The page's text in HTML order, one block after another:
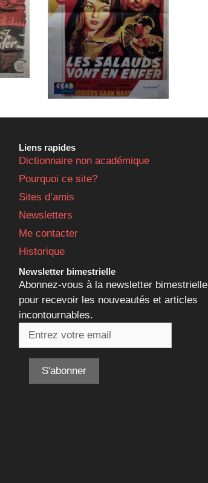
Liens rapides
Dictionnaire non académique
Pourquoi ce site?
Sites d’amis
Newsletters
Me contacter
Historique
Newsletter bimestrielle
Abonnez-vous à la newsletter bimestrielle
pour recevoir les nouveautés et articles
incontournables.